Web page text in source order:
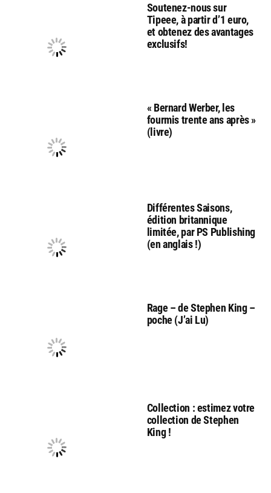
Soutenez-nous sur
Tipeee, à partir d’1 euro,
et obtenez des avantages
exclusifs!
« Bernard Werber, les
fourmis trente ans après »
(livre)
Différentes Saisons,
édition britannique
limitée, par PS Publishing
(en anglais !)
Rage – de Stephen King –
poche (J’ai Lu)
Collection : estimez votre
collection de Stephen
King !